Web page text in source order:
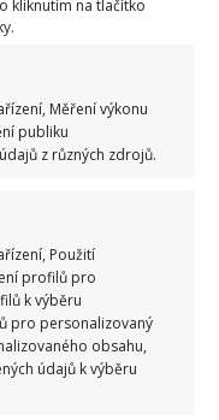
kliknutím na tlačítko
Měření výkonu
publiku
z různých zdrojů.
Použití
profilů pro
k výběru
pro personalizovaný
obsahu,
údajů k výběru
pokud trpíte
dostatečnou
prodejců v tomto
Měli byste
tlak podél
čím těžší jste, tím